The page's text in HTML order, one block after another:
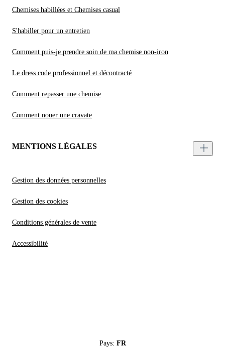
Chemises habillées et Chemises casual
S'habiller pour un entretien
Comment puis-je prendre soin de ma chemise non-iron
Le dress code professionnel et décontracté
Comment repasser une chemise
Comment nouer une cravate
MENTIONS LÉGALES
Gestion des données personnelles
Gestion des cookies
Conditions générales de vente
Accessibilité
Pays: FR